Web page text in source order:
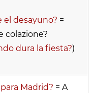
el desayuno? =
colazione?
dura la fiesta?)
Madrid? = A